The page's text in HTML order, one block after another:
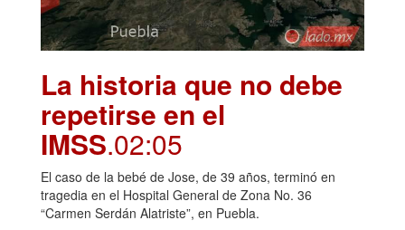
La historia que no debe
repetirse en el
IMSS.02:05
El caso de la bebé de Jose, de 39 años, terminó en
tragedia en el Hospital General de Zona No. 36
“Carmen Serdán Alatriste”, en Puebla.